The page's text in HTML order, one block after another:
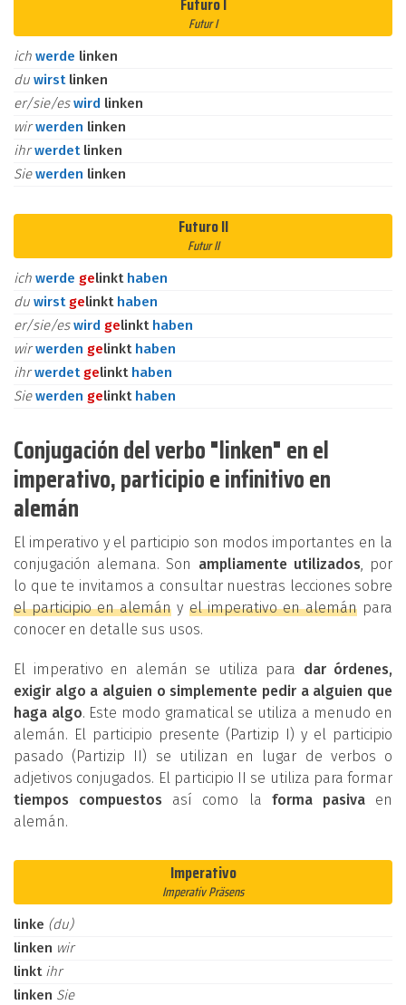
Futur I
ich werde linken
du wirst linken
er/sie/eswird linken
wirwerden linken
ihrwerdet linken
Siewerden linken
Futuro II
Futur II
ich werde gelinkt haben
du wirst gelinkt haben
er/sie/eswird gelinkt haben
wirwerden gelinkt haben
ihrwerdet gelinkt haben
Siewerden gelinkt haben
Conjugación del verbo "linken" en el
imperativo, participio e infinitivo en
alemán
El imperativo y el participio son modos importantes en la
conjugación alemana. Son ampliamente utilizados, por
lo que te invitamos a consultar nuestras lecciones sobre
el participio en alemán y el imperativo en alemánpara
conocer en detalle sus usos.
El imperativo en alemán se utiliza para dar órdenes,
exigir algo a alguien o simplemente pedir a alguien que
haga algo. Este modo gramatical se utiliza a menudo en
alemán. El participio presente (Partizip I) y el participio
pasado (Partizip II) se utilizan en lugar de verbos o
adjetivos conjugados. El participio II se utiliza para formar
tiempos compuestos así como la forma pasivaen
alemán.
Imperativo
Imperativ Präsens
linke (du)
linken wir
linkt ihr
linken Sie